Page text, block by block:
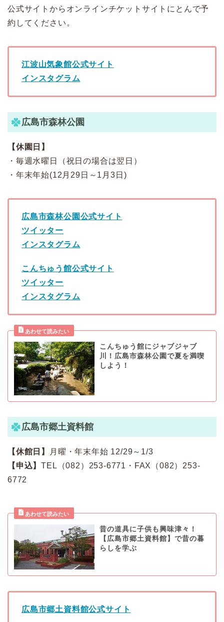
公式サイトからオンラインチケットサイトにとんで予
約してください。
江波山気象館公式サイト
インスタグラム
広島市森林公園
【休園日】
・毎週水曜日（祝日の場合は翌日）
・年末年始(12月29日～1月3日)
広島市森林公園公式サイト
ツイッター
インスタグラム
こんちゅう館公式サイト
ツイッター
インスタグラム
こんちゅう館にジャブジャブ
川！広島市森林公園で夏を満喫
しよう！
広島市郷土資料館
【休館日】
月曜・年末年始 12/29～1/3
【申込】TEL（082）253-6771・FAX（082）253-
6772
昔の道具に子供も興味津々！
【広島市郷土資料館】で昔の暮
らしを学ぶ
広島市郷土資料館公式サイト